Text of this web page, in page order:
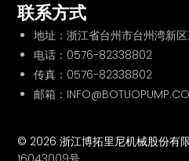
联系方式
地址：浙江省台州市台州湾新
电话： 0576-82338802
传真：0576-82338802
邮箱：
© 2026 浙江博拓里尼机械股份有